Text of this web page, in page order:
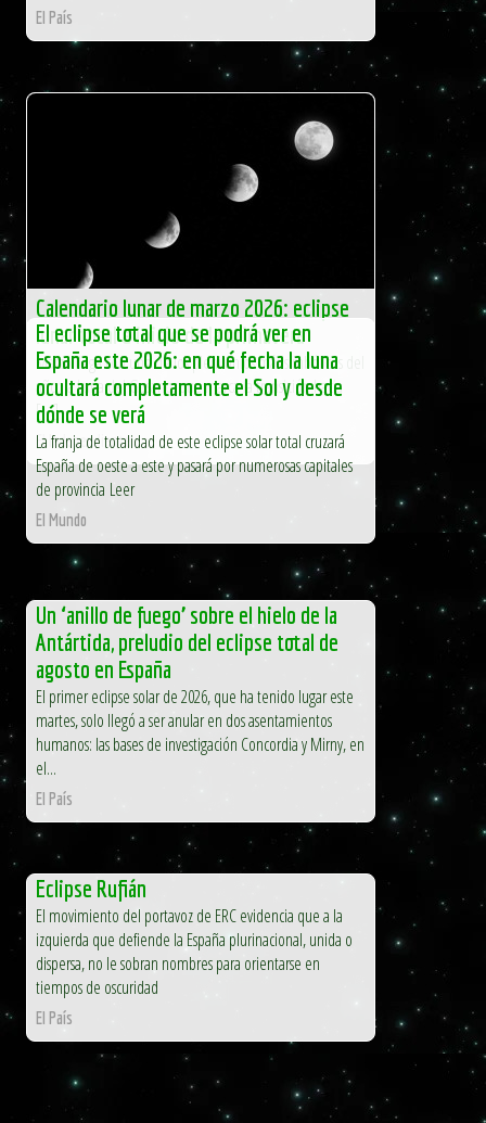
El País
Calendario lunar de marzo 2026: eclipse
lunar total e inicio de la primavera
Marzo llega con uno de los plenilunios más simbólicos del
año: la Luna del Gusano, que marca la transición hacia
[…]
El Independiente
El eclipse total que se podrá ver en
España este 2026: en qué fecha la luna
ocultará completamente el Sol y desde
dónde se verá
La franja de totalidad de este eclipse solar total cruzará
España de oeste a este y pasará por numerosas capitales
de provincia Leer
El Mundo
Un ‘anillo de fuego’ sobre el hielo de la
Antártida, preludio del eclipse total de
agosto en España
El primer eclipse solar de 2026, que ha tenido lugar este
martes, solo llegó a ser anular en dos asentamientos
humanos: las bases de investigación Concordia y Mirny, en
el...
El País
Eclipse Rufián
El movimiento del portavoz de ERC evidencia que a la
izquierda que defiende la España plurinacional, unida o
dispersa, no le sobran nombres para orientarse en
tiempos de oscuridad
El País